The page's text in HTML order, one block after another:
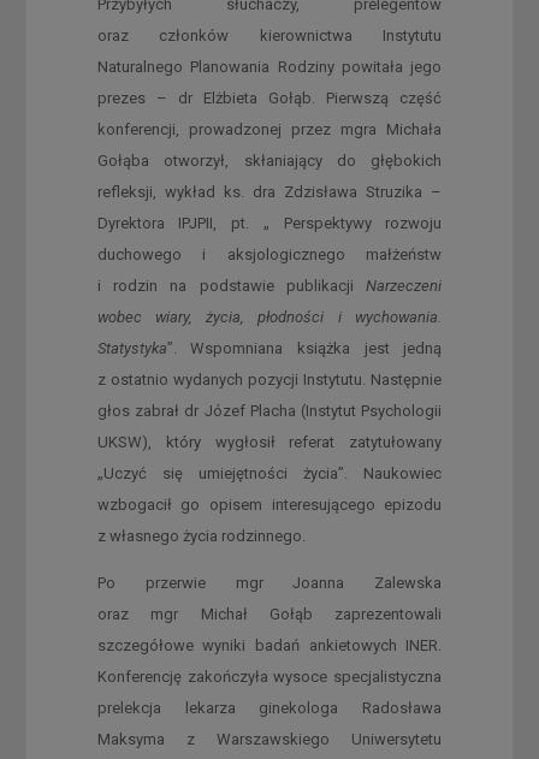
Przybyłych słuchaczy, prelegentów
oraz członków kierownictwa Instytutu
Naturalnego Planowania Rodziny powitała jego
prezes – dr Elżbieta Gołąb. Pierwszą część
konferencji, prowadzonej przez mgra Michała
Gołąba otworzył, skłaniający do głębokich
refleksji, wykład ks. dra Zdzisława Struzika –
Dyrektora IPJPII, pt. „ Perspektywy rozwoju
duchowego i aksjologicznego małżeństw
i rodzin na podstawie publikacjiNarzeczeni
wobec wiary, życia, płodności i wychowania.
Statystyka”. Wspomniana książka jest jedną
z ostatnio wydanych pozycji Instytutu. Następnie
głos zabrał dr Józef Placha (Instytut Psychologii
UKSW), który wygłosił referat zatytułowany
„Uczyć się umiejętności życia”. Naukowiec
wzbogacił go opisem interesującego epizodu
z własnego życia rodzinnego.
Po przerwie mgr Joanna Zalewska
oraz mgr Michał Gołąb zaprezentowali
szczegółowe wyniki badań ankietowych INER.
Konferencję zakończyła wysoce specjalistyczna
prelekcja lekarza ginekologa Radosława
Maksyma z Warszawskiego Uniwersytetu